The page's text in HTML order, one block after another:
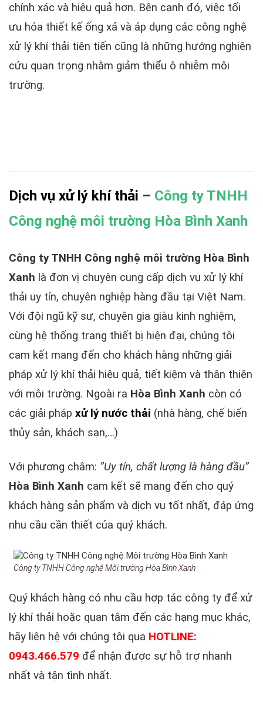
chính xác và hiệu quả hơn. Bên cạnh đó, việc tối
ưu hóa thiết kế ống xả và áp dụng các công nghệ
xử lý khí thải tiên tiến cũng là những hướng nghiên
cứu quan trọng nhằm giảm thiểu ô nhiễm môi
trường.
Dịch vụ xử lý khí thải – Công ty TNHH
Công nghệ môi trường Hòa Bình Xanh
Công ty TNHH Công nghệ môi trường Hòa Bình
Xanh là đơn vị chuyên cung cấp dịch vụ xử lý khí
thải uy tín, chuyên nghiệp hàng đầu tại Việt Nam.
Với đội ngũ kỹ sư, chuyên gia giàu kinh nghiệm,
cùng hệ thống trang thiết bị hiện đại, chúng tôi
cam kết mang đến cho khách hàng những giải
pháp xử lý khí thải hiệu quả, tiết kiệm và thân thiện
với môi trường. Ngoài ra Hòa Bình Xanh còn có
các giải pháp xử lý nước thải (nhà hàng, chế biến
thủy sản, khách sạn,…)
Với phương châm: ”Uy tín, chất lượng là hàng đầu”
Hòa Bình Xanh cam kết sẽ mang đến cho quý
khách hàng sản phẩm và dịch vụ tốt nhất, đáp ứng
nhu cầu cần thiết của quý khách.
Công ty TNHH Công nghệ Môi trường Hòa Bình Xanh
Quý khách hàng có nhu cầu hợp tác công ty để xử
lý khí thải hoặc quan tâm đến các hạng mục khác,
hãy liên hệ với chúng tôi qua HOTLINE:
0943.466.579 để nhận được sự hỗ trợ nhanh
nhất và tận tình nhất.